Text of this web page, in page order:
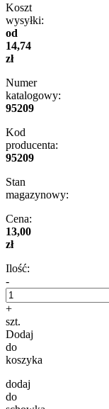
Koszt
wysyłki:
od
14,74
zł
Numer
katalogowy:
95209
Kod
producenta:
95209
Stan
magazynowy:
Cena:
13,00
zł
Ilość:
-
+
szt.
Dodaj
do
koszyka
dodaj
do